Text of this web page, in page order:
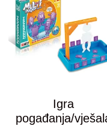
Igra
pogađanja/